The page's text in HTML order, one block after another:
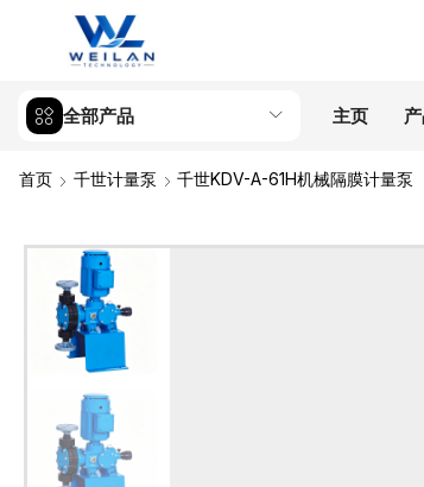
全部产品 主页
首页 千世计量泵 千世KDV-A-61H机械隔膜计量泵